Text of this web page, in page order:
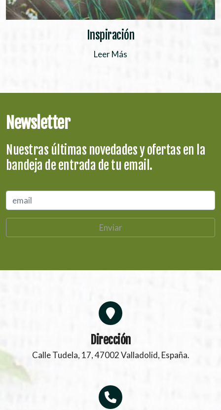
Inspiración
Leer Más
Newsletter
Nuestras últimas novedades y ofertas en la
bandeja de entrada de tu email.
Enviar
Dirección
Calle Tudela, 17, 47002 Valladolid, España.